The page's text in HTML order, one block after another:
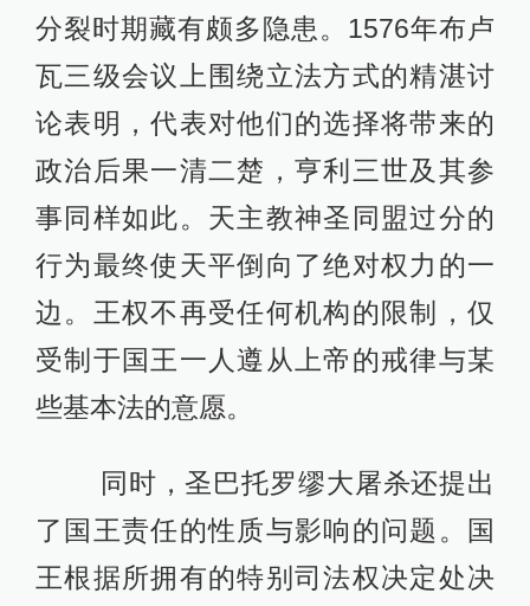
分裂时期藏有颇多隐患。1576年布卢
瓦三级会议上围绕立法方式的精湛讨
论表明，代表对他们的选择将带来的
政治后果一清二楚，亨利三世及其参
事同样如此。天主教神圣同盟过分的
行为最终使天平倒向了绝对权力的一
边。王权不再受任何机构的限制，仅
受制于国王一人遵从上帝的戒律与某
些基本法的意愿。
同时，圣巴托罗缪大屠杀还提出
了国王责任的性质与影响的问题。国
王根据所拥有的特别司法权决定处决